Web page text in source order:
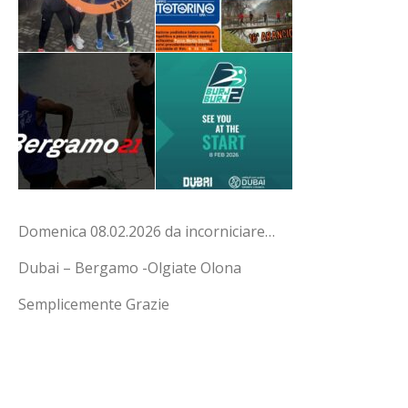
Domenica 08.02.2026 da incorniciare…
Dubai – Bergamo -Olgiate Olona
Semplicemente Grazie